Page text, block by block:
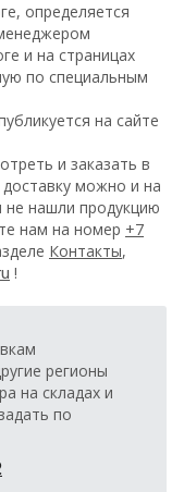
определяется
и на страницах
по специальным
на сайте
и заказать в
можно и на
не нашли продукцию
нам на номер +7
Контакты,
!
регионы
на складах и
по